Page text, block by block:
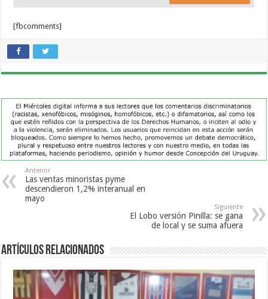
[fbcomments]
Anterior
Las ventas minoristas pyme
descendieron 1,2% interanual en
mayo
Siguiente
El Lobo versión Pinilla: se gana
de local y se suma afuera
Artículos Relacionados